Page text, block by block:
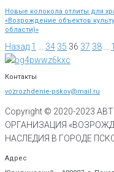
Новые колокола отлиты для
«Возрождение объектов
области)»
Назад 1 34 35 36 37 38
Контакты
vozrozhdenie-pskov@mail.ru
Copyright © 2020-2023
ОРГАНИЗАЦИЯ
НАСЛЕДИЯ В ГОРОДЕ
Адрес